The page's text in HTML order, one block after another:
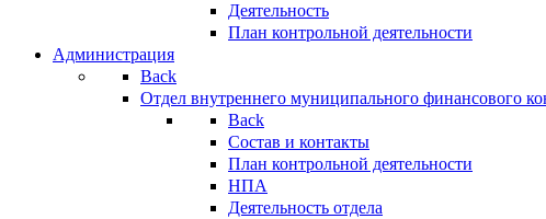
Деятельность
План контрольной деятельности
Администрация
Back
Отдел внутреннего муниципального финансового
Back
Состав и контакты
План контрольной деятельности
НПА
Деятельность отдела